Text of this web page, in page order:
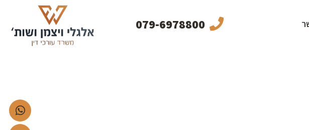
079-6978800